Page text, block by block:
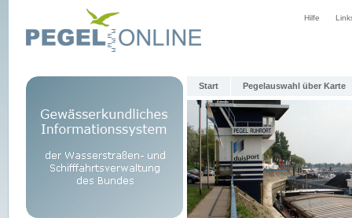
Hilfe
Start Pegelauswahl über Karte